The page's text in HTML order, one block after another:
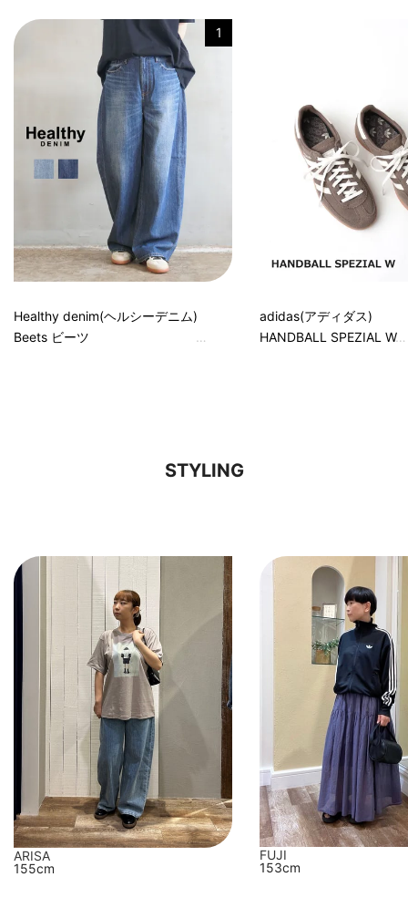
1
Healthy denim(ヘルシーデニム)
Beets ビーツ
adidas(アディダス)
HANDBALL SPEZIAL W
STYLING
ARISA
155cm
FUJI
153cm